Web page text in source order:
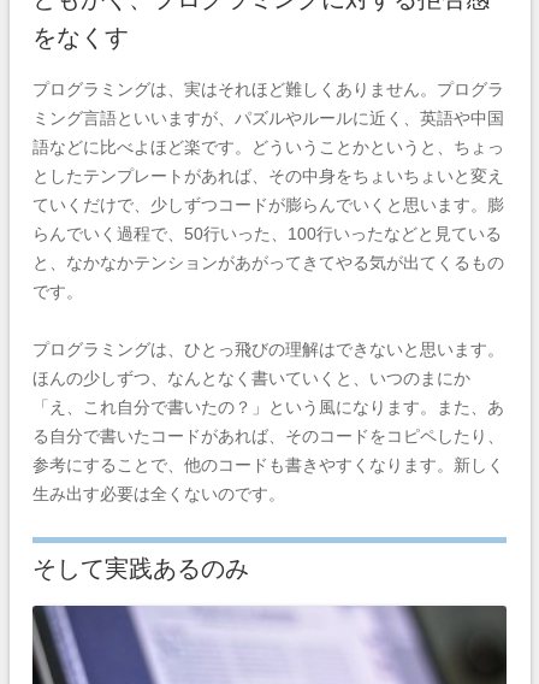
をなくす
プログラミングは、実はそれほど難しくありません。プログラ
ミング言語といいますが、パズルやルールに近く、英語や中国
語などに比べよほど楽です。どういうことかというと、ちょっ
としたテンプレートがあれば、その中身をちょいちょいと変え
ていくだけで、少しずつコードが膨らんでいくと思います。膨
らんでいく過程で、50行いった、100行いったなどと見ている
と、なかなかテンションがあがってきてやる気が出てくるもの
です。
プログラミングは、ひとっ飛びの理解はできないと思います。
ほんの少しずつ、なんとなく書いていくと、いつのまにか
「え、これ自分で書いたの？」という風になります。また、あ
る自分で書いたコードがあれば、そのコードをコピペしたり、
参考にすることで、他のコードも書きやすくなります。新しく
生み出す必要は全くないのです。
そして実践あるのみ